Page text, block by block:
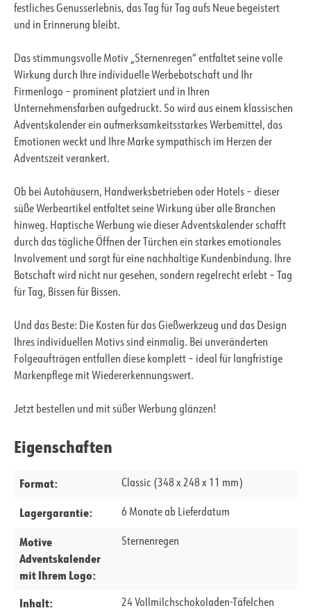
festliches Genusserlebnis, das Tag für Tag aufs Neue begeistert
und in Erinnerung bleibt.
Das stimmungsvolle Motiv „Sternenregen“ entfaltet seine volle
Wirkung durch Ihre individuelle Werbebotschaft und Ihr
Firmenlogo – prominent platziert und in Ihren
Unternehmensfarben aufgedruckt. So wird aus einem klassischen
Adventskalender ein aufmerksamkeitsstarkes Werbemittel, das
Emotionen weckt und Ihre Marke sympathisch im Herzen der
Adventszeit verankert.
Ob bei Autohäusern, Handwerksbetrieben oder Hotels – dieser
süße Werbeartikel entfaltet seine Wirkung über alle Branchen
hinweg. Haptische Werbung wie dieser Adventskalender schafft
durch das tägliche Öffnen der Türchen ein starkes emotionales
Involvement und sorgt für eine nachhaltige Kundenbindung. Ihre
Botschaft wird nicht nur gesehen, sondern regelrecht erlebt – Tag
für Tag, Bissen für Bissen.
Und das Beste: Die Kosten für das Gießwerkzeug und das Design
Ihres individuellen Motivs sind einmalig. Bei unveränderten
Folgeaufträgen entfallen diese komplett – ideal für langfristige
Markenpflege mit Wiedererkennungswert.
Jetzt bestellen und mit süßer Werbung glänzen!
Eigenschaften
Format: Classic (348 x 248 x 11 mm)
Lagergarantie: 6 Monate ab Lieferdatum
Motive
Adventskalender
mit Ihrem Logo:
Sternenregen
Inhalt: 24 Vollmilchschokoladen-Täfelchen